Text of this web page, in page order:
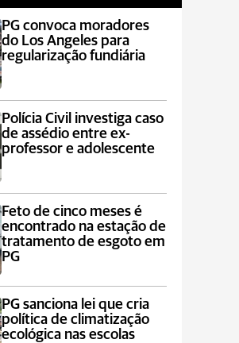
PG convoca moradores
do Los Angeles para
regularização fundiária
Polícia Civil investiga caso
de assédio entre ex-
professor e adolescente
Feto de cinco meses é
encontrado na estação de
tratamento de esgoto em
PG
PG sanciona lei que cria
política de climatização
ecológica nas escolas